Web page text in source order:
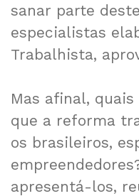
sanar parte
especialistas
Trabalhista,
Mas afinal,
que a reforma
os brasileiros,
apresentá-los,